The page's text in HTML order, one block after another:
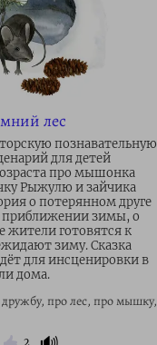
лес
познавательную
для детей
про мышонка
Рыжулю и зайчика
о потерянном друге
приближении зимы, о
жители готовятся к
зиму. Сказка
для инсценировки в
дома.
про лес, про мышку,